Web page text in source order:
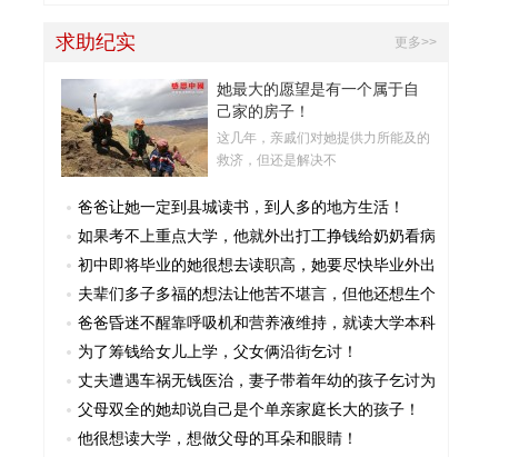
更多>>
求助纪实
她最大的愿望是有一个属于自
己家的房子！
这几年，亲戚们对她提供力所能及的
救济，但还是解决不
爸爸让她一定到县城读书，到人多的地方生活！
如果考不上重点大学，他就外出打工挣钱给奶奶看病
初中即将毕业的她很想去读职高，她要尽快毕业外出
夫辈们多子多福的想法让他苦不堪言，但他还想生个
爸爸昏迷不醒靠呼吸机和营养液维持，就读大学本科
为了筹钱给女儿上学，父女俩沿街乞讨！
丈夫遭遇车祸无钱医治，妻子带着年幼的孩子乞讨为
父母双全的她却说自己是个单亲家庭长大的孩子！
他很想读大学，想做父母的耳朵和眼睛！